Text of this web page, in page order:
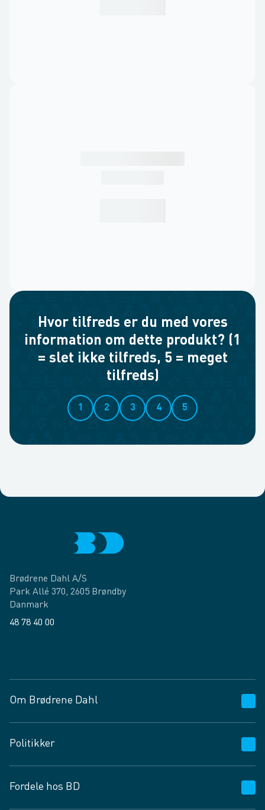
Hvor tilfreds er du med vores
information om dette produkt? (1
= slet ikke tilfreds, 5 = meget
tilfreds)
1 2 3 4 5
Brødrene Dahl A/S
Park Allé 370, 2605 Brøndby
Danmark
48 78 40 00
Om Brødrene Dahl
Vagttelefon 30 10 89 89
Spørgsmål og svar
Job og karriere
Politikker
Privatlivspolitik
Fordele hos BD